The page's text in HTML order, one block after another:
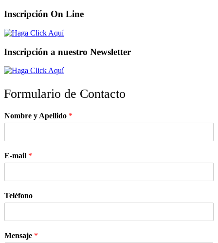
Inscripción On Line
Inscripción a nuestro Newsletter
Formulario de Contacto
Nombre y Apellido *
E-mail *
Teléfono
Mensaje *